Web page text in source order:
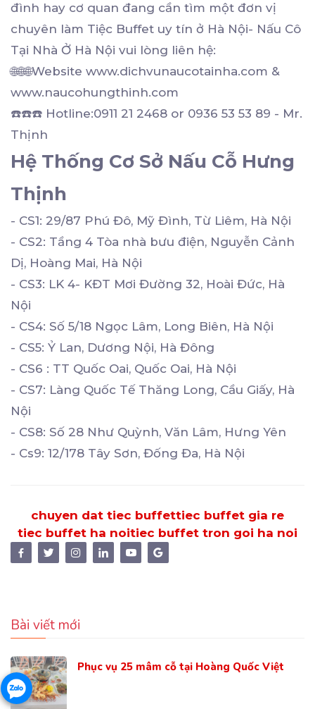
đình hay cơ quan đang cần tìm một đơn vị
chuyên làm Tiệc Buffet uy tín ở Hà Nội- Nấu Cô
Tại Nhà Ở Hà Nội vui lòng liên hệ:
🌐🌐🌐Website www.dichvunaucotainha.com &
www.naucohungthinh.com
☎️☎️☎️ Hotline:0911 21 2468 or 0936 53 53 89 - Mr.
Thịnh
Hệ Thống Cơ Sở Nấu Cỗ Hưng
Thịnh
- CS1: 29/87 Phú Đô, Mỹ Đình, Từ Liêm, Hà Nội
- CS2: Tầng 4 Tòa nhà bưu điện, Nguyễn Cảnh
Dị, Hoàng Mai, Hà Nội
- CS3: LK 4- KĐT Mơi Đường 32, Hoài Đức, Hà
Nội
- CS4: Số 5/18 Ngọc Lâm, Long Biên, Hà Nội
- CS5: Ỷ Lan, Dương Nội, Hà Đông
- CS6 : TT Quốc Oai, Quốc Oai, Hà Nội
- CS7: Làng Quốc Tế Thăng Long, Cầu Giấy, Hà
Nội
- CS8: Số 28 Như Quỳnh, Văn Lâm, Hưng Yên
- Cs9: 12/178 Tây Sơn, Đống Đa, Hà Nội
chuyen dat tiec buffettiec buffet gia re
tiec buffet ha noitiec buffet tron goi ha noi
Bài viết mới
Phục vụ 25 mâm cỗ tại Hoàng Quốc Việt